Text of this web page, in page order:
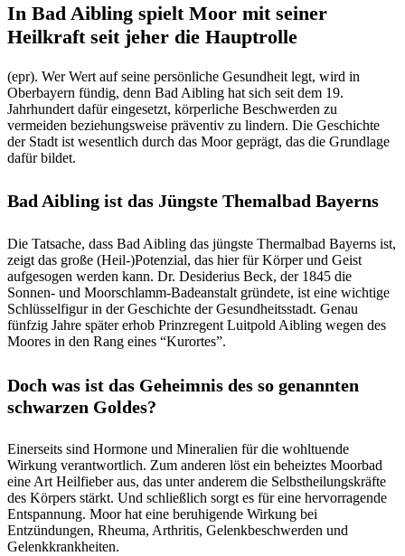
In Bad Aibling spielt Moor mit seiner
Heilkraft seit jeher die Hauptrolle
(epr). Wer Wert auf seine persönliche Gesundheit legt, wird in
Oberbayern fündig, denn Bad Aibling hat sich seit dem 19.
Jahrhundert dafür eingesetzt, körperliche Beschwerden zu
vermeiden beziehungsweise präventiv zu lindern. Die Geschichte
der Stadt ist wesentlich durch das Moor geprägt, das die Grundlage
dafür bildet.
Bad Aibling ist das Jüngste Themalbad Bayerns
Die Tatsache, dass Bad Aibling das jüngste Thermalbad Bayerns ist,
zeigt das große (Heil-)Potenzial, das hier für Körper und Geist
aufgesogen werden kann. Dr. Desiderius Beck, der 1845 die
Sonnen- und Moorschlamm-Badeanstalt gründete, ist eine wichtige
Schlüsselfigur in der Geschichte der Gesundheitsstadt. Genau
fünfzig Jahre später erhob Prinzregent Luitpold Aibling wegen des
Moores in den Rang eines “Kurortes”.
Doch was ist das Geheimnis des so genannten
schwarzen Goldes?
Einerseits sind Hormone und Mineralien für die wohltuende
Wirkung verantwortlich. Zum anderen löst ein beheiztes Moorbad
eine Art Heilfieber aus, das unter anderem die Selbstheilungskräfte
des Körpers stärkt. Und schließlich sorgt es für eine hervorragende
Entspannung. Moor hat eine beruhigende Wirkung bei
Entzündungen, Rheuma, Arthritis, Gelenkbeschwerden und
Gelenkkrankheiten.